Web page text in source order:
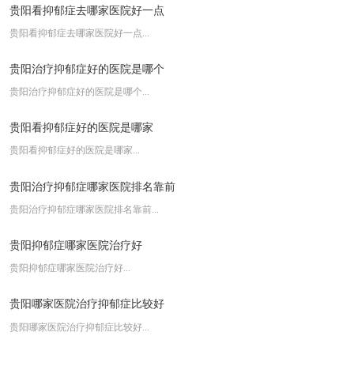
云南哪家医院治癫痫好
{昆明治癫痫的医院}-昆明癫痫医院推荐
贵阳看抑郁症去哪家医院好一点
贵阳看抑郁症去哪家医院好一点...
贵阳治疗抑郁症好的医院是哪个
贵阳治疗抑郁症好的医院是哪个...
贵阳看抑郁症好的医院是哪家
贵阳看抑郁症好的医院是哪家...
贵阳治疗抑郁症哪家医院排名靠前
贵阳治疗抑郁症哪家医院排名靠前...
贵阳抑郁症哪家医院治疗好
贵阳抑郁症哪家医院治疗好...
贵阳哪家医院治疗抑郁症比较好
贵阳哪家医院治疗抑郁症比较好...